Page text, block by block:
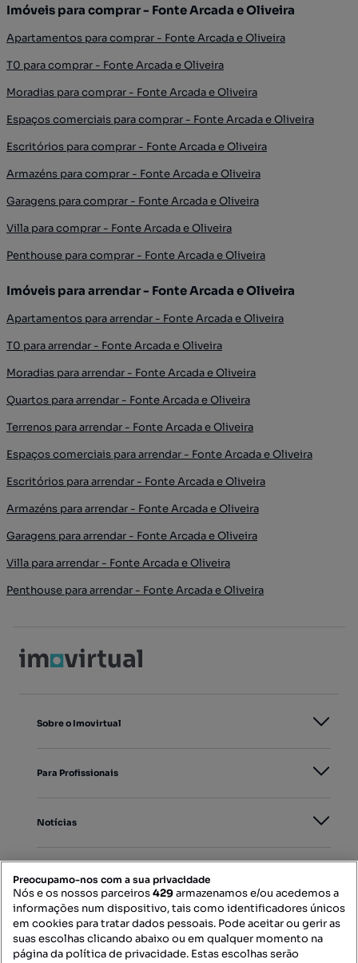
Imóveis para comprar - Fonte Arcada e Oliveira
Apartamentos para comprar - Fonte Arcada e Oliveira
T0 para comprar - Fonte Arcada e Oliveira
Moradias para comprar - Fonte Arcada e Oliveira
Espaços comerciais para comprar - Fonte Arcada e Oliveira
Escritórios para comprar - Fonte Arcada e Oliveira
Armazéns para comprar - Fonte Arcada e Oliveira
Garagens para comprar - Fonte Arcada e Oliveira
Villa para comprar - Fonte Arcada e Oliveira
Penthouse para comprar - Fonte Arcada e Oliveira
Imóveis para arrendar - Fonte Arcada e Oliveira
Apartamentos para arrendar - Fonte Arcada e Oliveira
T0 para arrendar - Fonte Arcada e Oliveira
Moradias para arrendar - Fonte Arcada e Oliveira
Quartos para arrendar - Fonte Arcada e Oliveira
Terrenos para arrendar - Fonte Arcada e Oliveira
Espaços comerciais para arrendar - Fonte Arcada e Oliveira
Escritórios para arrendar - Fonte Arcada e Oliveira
Armazéns para arrendar - Fonte Arcada e Oliveira
Garagens para arrendar - Fonte Arcada e Oliveira
Villa para arrendar - Fonte Arcada e Oliveira
Penthouse para arrendar - Fonte Arcada e Oliveira
Sobre o Imovirtual
Para Profissionais
Notícias
Mapa do Site
Preocupamo-nos com a sua privacidade
Nós e os nossos parceiros429armazenamos e/ou acedemos a
informações num dispositivo, tais como identificadores únicos
em cookies para tratar dados pessoais. Pode aceitar ou gerir as
suas escolhas clicando abaixo ou em qualquer momento na
página da política de privacidade. Estas escolhas serão